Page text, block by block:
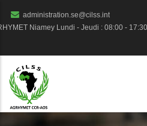
au
principal
administration.se@cilss.int
Niamey Lundi - Jeudi : 08:00 -